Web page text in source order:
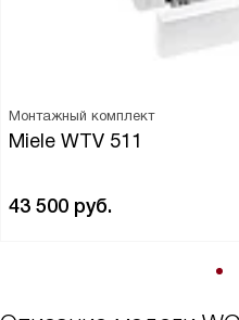
Монтажный комплект
Miele WTV 511
43 500 руб.